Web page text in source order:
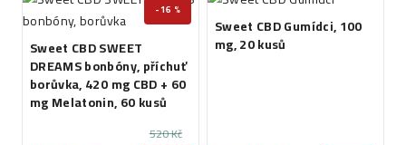
-16 %
Sweet CBD SWEET
DREAMS bonbóny, příchuť
borůvka, 420 mg CBD + 60
mg Melatonin, 60 kusů
520 Kč
Sweet CBD Gumídci, 100
mg, 20 kusů